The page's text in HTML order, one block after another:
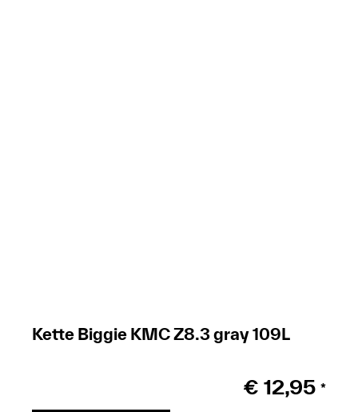
Kette Biggie KMC Z8.3 gray 109L
€ 12,95 *